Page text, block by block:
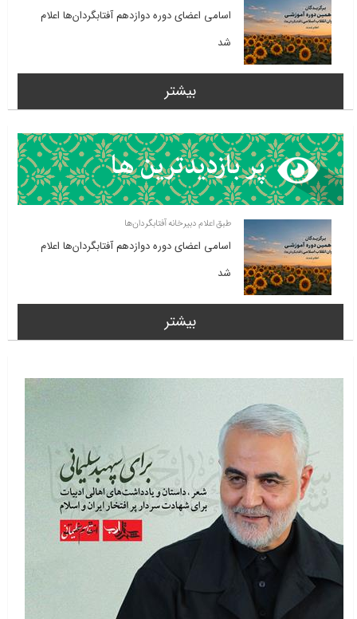
اسامی اعضای دوره دوازدهم آفتابگردان‌ها اعلام
شد
بیشتر
طبق اعلام دبیرخانه آفتابگردان‌ها
اسامی اعضای دوره دوازدهم آفتابگردان‌ها اعلام
شد
بیشتر